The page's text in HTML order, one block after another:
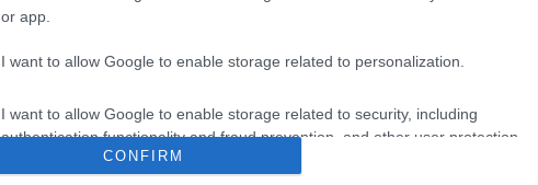
or app.
I want to allow Google to enable storage related to personalization.
I want to allow Google to enable storage related to security, including
authentication functionality and fraud prevention, and other user protection.
CONFIRM